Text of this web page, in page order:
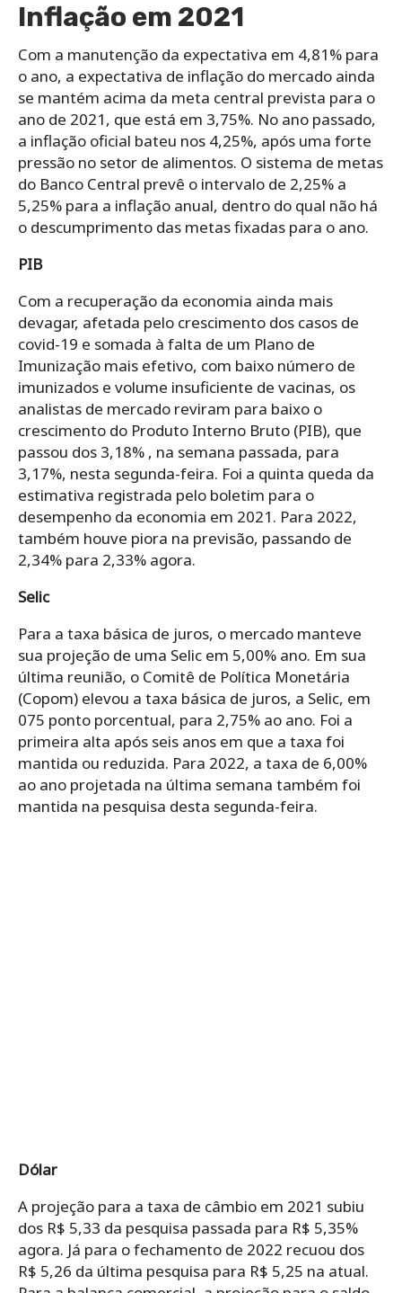
Inflação em 2021
Com a manutenção da expectativa em 4,81% para
o ano, a expectativa de inflação do mercado ainda
se mantém acima da meta central prevista para o
ano de 2021, que está em 3,75%. No ano passado,
a inflação oficial bateu nos 4,25%, após uma forte
pressão no setor de alimentos. O sistema de metas
do Banco Central prevê o intervalo de 2,25% a
5,25% para a inflação anual, dentro do qual não há
o descumprimento das metas fixadas para o ano.
PIB
Com a recuperação da economia ainda mais
devagar, afetada pelo crescimento dos casos de
covid-19 e somada à falta de um Plano de
Imunização mais efetivo, com baixo número de
imunizados e volume insuficiente de vacinas, os
analistas de mercado reviram para baixo o
crescimento do Produto Interno Bruto (PIB), que
passou dos 3,18% , na semana passada, para
3,17%, nesta segunda-feira. Foi a quinta queda da
estimativa registrada pelo boletim para o
desempenho da economia em 2021. Para 2022,
também houve piora na previsão, passando de
2,34% para 2,33% agora.
Selic
Para a taxa básica de juros, o mercado manteve
sua projeção de uma Selic em 5,00% ano. Em sua
última reunião, o Comitê de Política Monetária
(Copom) elevou a taxa básica de juros, a Selic, em
075 ponto porcentual, para 2,75% ao ano. Foi a
primeira alta após seis anos em que a taxa foi
mantida ou reduzida. Para 2022, a taxa de 6,00%
ao ano projetada na última semana também foi
mantida na pesquisa desta segunda-feira.
Dólar
A projeção para a taxa de câmbio em 2021 subiu
dos R$ 5,33 da pesquisa passada para R$ 5,35%
agora. Já para o fechamento de 2022 recuou dos
R$ 5,26 da última pesquisa para R$ 5,25 na atual.